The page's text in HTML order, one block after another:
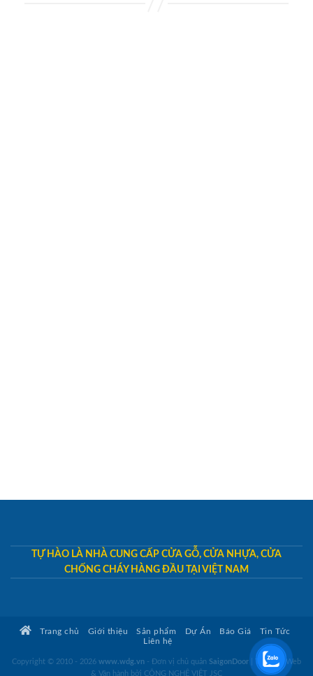
TỰ HÀO LÀ NHÀ CUNG CẤP CỬA GỖ, CỬA NHỰA, CỬA
CHỐNG CHÁY HÀNG ĐẦU TẠI VIỆT NAM
Trang chủ Giới thiệu Sản phẩm Dự Án Báo Giá
Tin Tức
Liên hệ
Copyright © 2010 - 2026 www.wdg.vn - Đơn vị chủ quản SaigonDoor
Thiết kế Web
& Vận hành bởi CÔNG NGHỆ VIỆT JSC